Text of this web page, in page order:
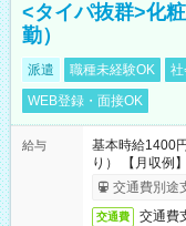
<タイパ抜群>化
勤）
派遣 職種未経験OK
WEB登録・面接OK
給与
基本時給1400
り） 【月収例
出30h） ※上記
交通費別途
交通費 交通費